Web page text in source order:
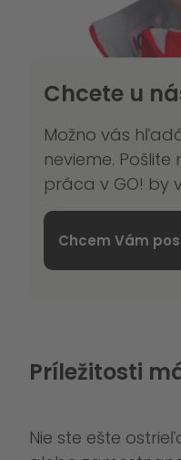
Chcete u
Možno vás
nevieme.
práca v GO! by
Chcem Vám
Príležitosti
Nie ste ešte